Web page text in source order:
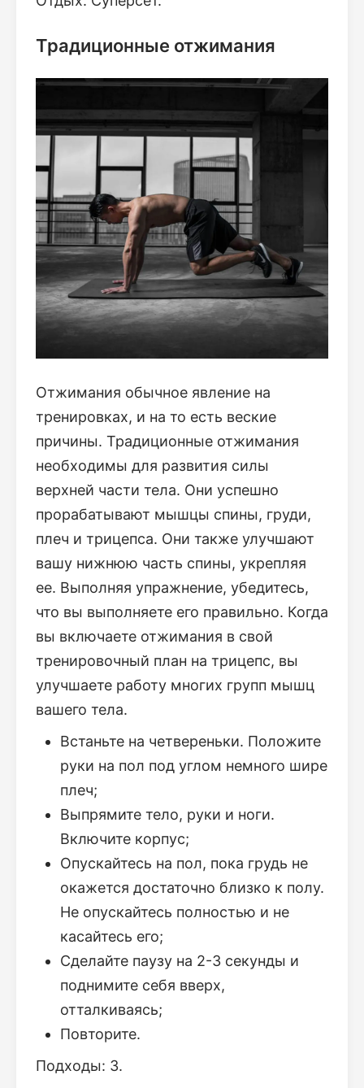
Традиционные отжимания
Отжимания обычное явление на
тренировках, и на то есть веские
причины. Традиционные отжимания
необходимы для развития силы
верхней части тела. Они успешно
прорабатывают мышцы спины, груди,
плеч и трицепса. Они также улучшают
вашу нижнюю часть спины, укрепляя
ее. Выполняя упражнение, убедитесь,
что вы выполняете его правильно. Когда
вы включаете отжимания в свой
тренировочный план на трицепс, вы
улучшаете работу многих групп мышц
вашего тела.
Встаньте на четвереньки. Положите
руки на пол под углом немного шире
плеч;
Выпрямите тело, руки и ноги.
Включите корпус;
Опускайтесь на пол, пока грудь не
окажется достаточно близко к полу.
Не опускайтесь полностью и не
касайтесь его;
Сделайте паузу на 2-3 секунды и
поднимите себя вверх,
отталкиваясь;
Повторите.
Подходы: 3.